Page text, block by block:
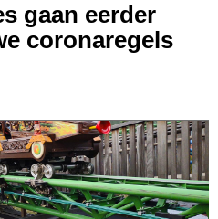
gaan eerder
coronaregels